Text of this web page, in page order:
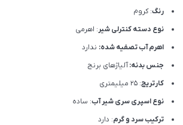
رنگ: کروم
نوع دسته کنترلی شیر: اهرمی
اهرم آب تصفیه شده: ندارد
جنس بدنه:آلیاژهای برنج
کارتریج: 25 میلیمتری
نوع اسپری سری شیر آب: ساده
ترکیب سرد و گرم: دارد